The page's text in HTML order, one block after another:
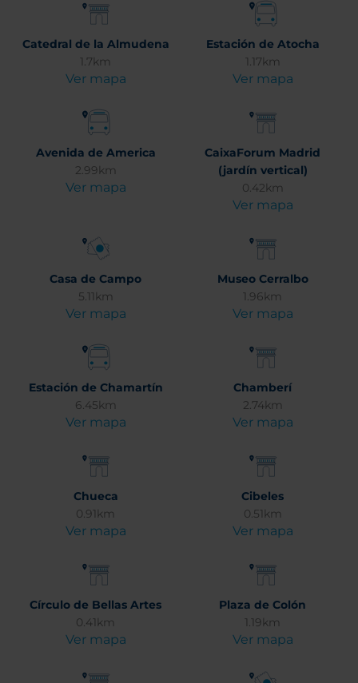
Catedral de la Almudena
1.7km
Ver mapa
Estación de Atocha
1.17km
Ver mapa
Avenida de America
2.99km
Ver mapa
CaixaForum Madrid
(jardín vertical)
0.42km
Ver mapa
Casa de Campo
5.11km
Ver mapa
Museo Cerralbo
1.96km
Ver mapa
Estación de Chamartín
6.45km
Ver mapa
Chamberí
2.74km
Ver mapa
Chueca
0.91km
Ver mapa
Cibeles
0.51km
Ver mapa
Círculo de Bellas Artes
0.41km
Ver mapa
Plaza de Colón
1.19km
Ver mapa